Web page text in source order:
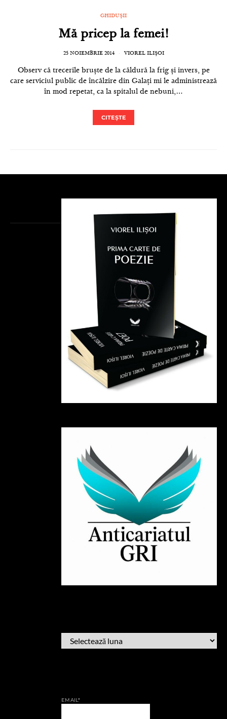
GHIDUȘII
Mă pricep la femei!
25 NOIEMBRIE 2014 VIOREL ILIȘOI
Observ că trecerile bruște de la căldură la frig și invers, pe
care serviciul public de încălzire din Galați mi le administrează
în mod repetat, ca la spitalul de nebuni,…
CITEȘTE
EMAIL*